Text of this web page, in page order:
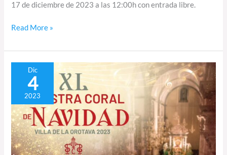
17 de diciembre de 2023 a las 12:00h con entrada libre.
Read More »
Dic
4
2023
Muestra
de
Navidad